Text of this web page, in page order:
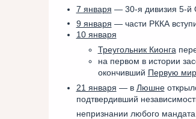
7 января — 30-я дивизия 5-й
9 января — части РККА
10 января
Треугольник Кионга
на первом в истории
окончивший Первую
21 января — в Люшне
подтвердивший
непризнании любого